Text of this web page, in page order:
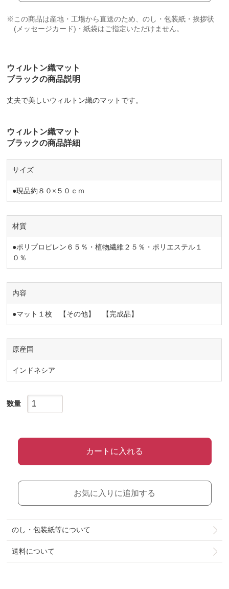
※この商品は産地・工場から直送のため、のし・包装紙・挨拶状
(メッセージカード)・紙袋はご指定いただけません。
ウィルトン織マット
ブラックの商品説明
丈夫で美しいウィルトン織のマットです。
ウィルトン織マット
ブラックの商品詳細
サイズ
●現品約８０×５０ｃｍ
材質
●ポリプロピレン６５％・植物繊維２５％・ポリエステル１
０％
内容
●マット１枚 【その他】 【完成品】
原産国
インドネシア
数量
カートに入れる
お気に入りに追加する
のし・包装紙等について
送料について